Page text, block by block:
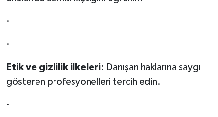
·
·
Etik ve gizlilik ilkeleri: Danışan haklarına saygı
gösteren profesyonelleri tercih edin.
·